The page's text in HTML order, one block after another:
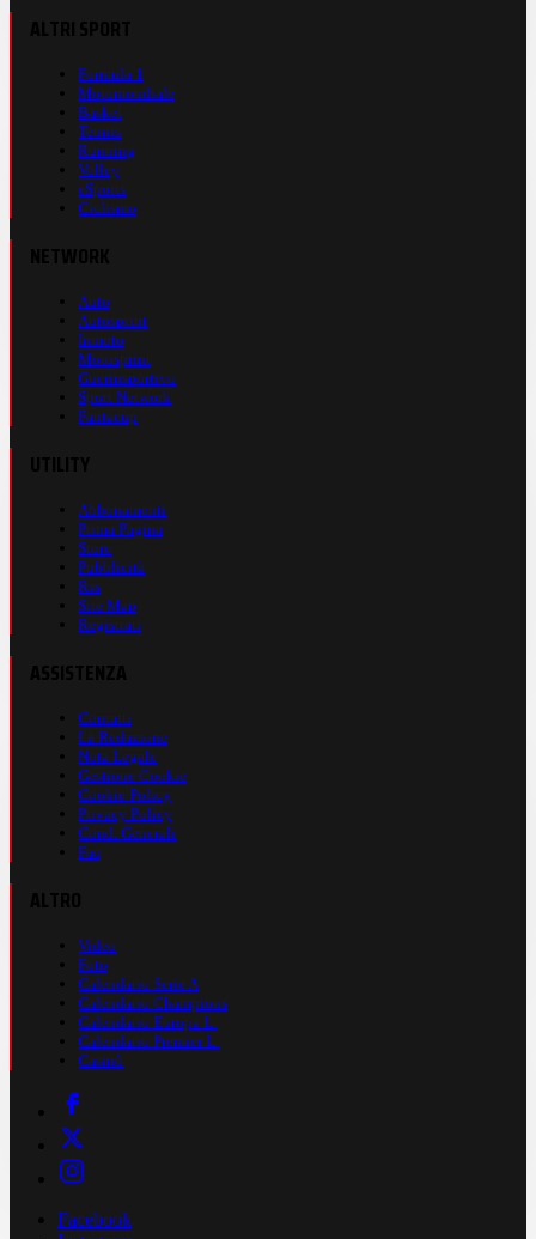
Formula 1
Motomondiale
Basket
Tennis
Running
Volley
eSports
Ciclismo
Auto
Autosprint
Inmoto
Motosprint
Guerinsportivo
Sport Network
Fantacup
Abbonamenti
Prima Pagina
Store
Pubblicità
Rss
Site Map
Registrati
Contatti
La Redazione
Nota Legale
Gestione Cookie
Cookie Policy
Privacy Policy
Cond. Generali
Faq
Video
Foto
Calendario Serie A
Calendario Champions
Calendario Europa L.
Calendario Premier L.
Casinò
Facebook